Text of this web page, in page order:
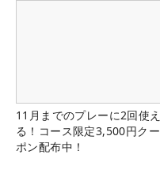
11月までのプレーに2回使え
る！コース限定3,500円クー
ポン配布中！